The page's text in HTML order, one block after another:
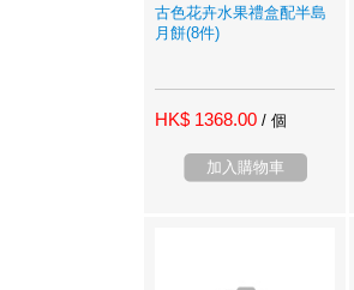
古色花卉水果禮盒配半島
月餅(8件)
HK$ 1368.00 / 個
加入購物車